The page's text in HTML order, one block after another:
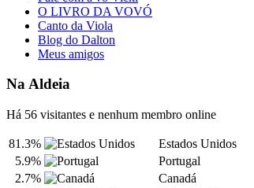
O LIVRO DA VOVÓ
Canto da Viola
Blog do Dalton
Meus amigos
Na Aldeia
Há 56 visitantes e nenhum membro online
81.3%
Estados Unidos
5.9%
Portugal
2.7%
Canadá